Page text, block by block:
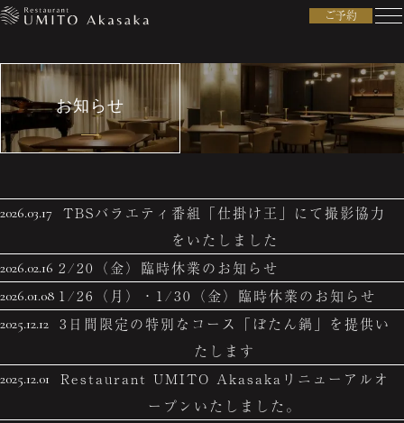
ご予約
お知らせ
2026.03.17 TBSバラエティ番組「仕掛け王」にて撮影協力
をいたしました
2026.02.16 2/20（金）臨時休業のお知らせ
2026.01.08 1/26（月）・1/30（金）臨時休業のお知らせ
2025.12.12 3日間限定の特別なコース「ぼたん鍋」を提供い
たします
2025.12.01
Restaurant UMITO Akasakaリニューアルオ
ープンいたしました。